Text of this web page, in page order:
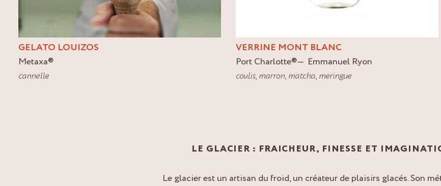
GELATO LOUIZOS
Metaxa®
cannelle
VERRINE MONT BLANC
Port Charlotte®
Emmanuel Ryon
coulis, marron, matcha, meringue
LE GLACIER : FRAICHEUR, FINESSE ET
Le glacier est un artisan du froid, un créateur de plaisirs glacés. Son